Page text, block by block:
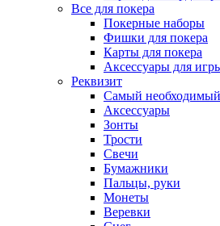
Все для покера
Покерные наборы
Фишки для покера
Карты для покера
Аксессуары для
Реквизит
Самый необходимый
Аксессуары
Зонты
Трости
Свечи
Бумажники
Пальцы, руки
Монеты
Веревки